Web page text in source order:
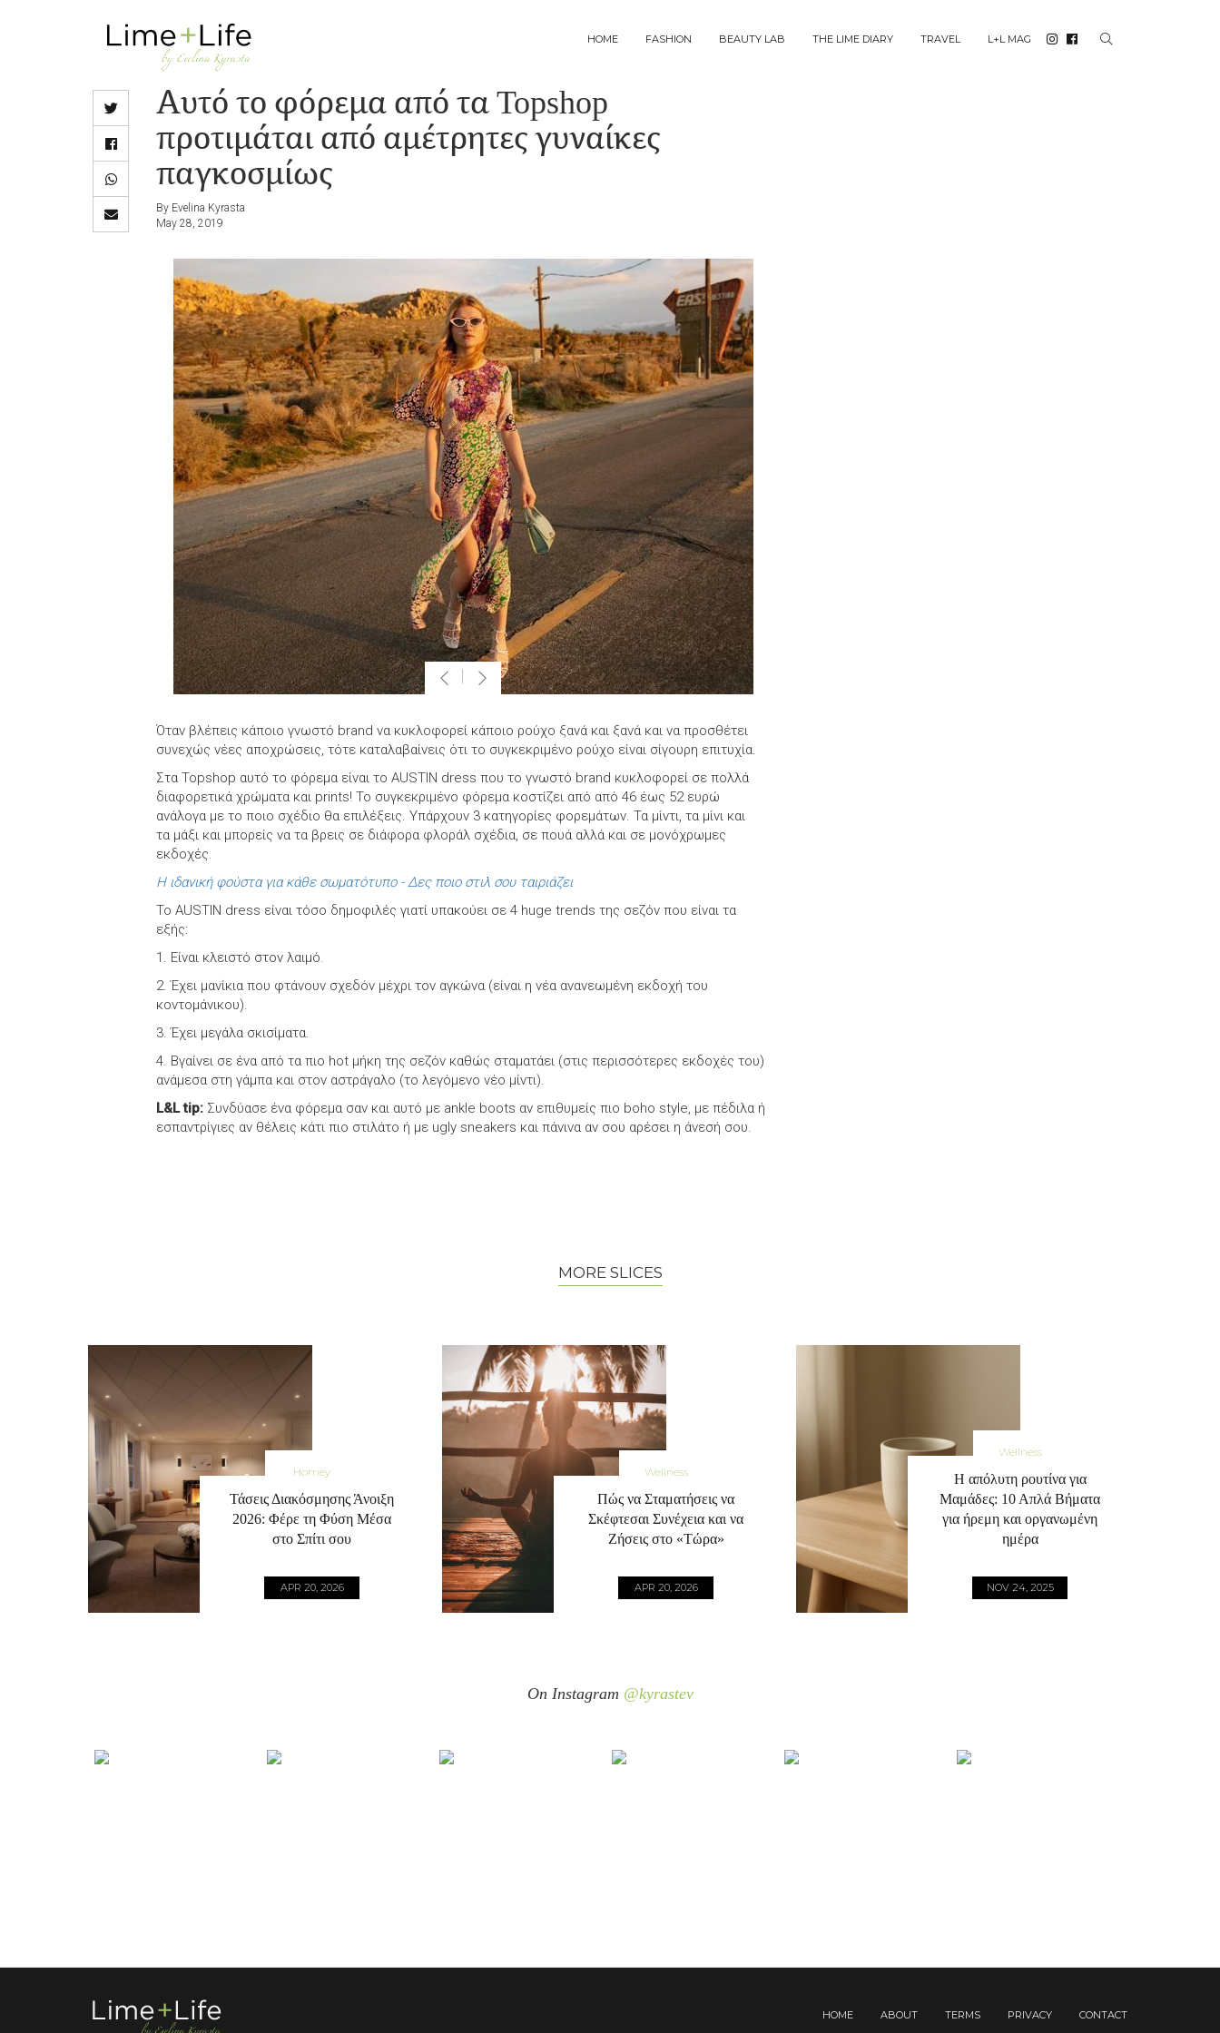
MAIN
HOME FASHION BEAUTY LAB THE LIME DIARY TRAVEL L+L MAG
Αυτό το φόρεμα από τα Topshop
προτιμάται από αμέτρητες γυναίκες
παγκοσμίως
By Evelina Kyrasta
May 28, 2019
Όταν βλέπεις κάποιο γνωστό brand να κυκλοφορεί κάποιο ρούχο ξανά και ξανά και να προσθέτει
συνεχώς νέες αποχρώσεις, τότε καταλαβαίνεις ότι το συγκεκριμένο ρούχο είναι σίγουρη επιτυχία.
Στα Topshop αυτό το φόρεμα είναι το AUSTIN dress που το γνωστό brand κυκλοφορεί σε πολλά
διαφορετικά χρώματα και prints! Το συγκεκριμένο φόρεμα κοστίζει από από 46 έως 52 ευρώ
ανάλογα με το ποιο σχέδιο θα επιλέξεις. Υπάρχουν 3 κατηγορίες φορεμάτων. Τα μίντι, τα μίνι και
τα μάξι και μπορείς να τα βρεις σε διάφορα φλοράλ σχέδια, σε πουά αλλά και σε μονόχρωμες
εκδοχές.
Η ιδανική φούστα για κάθε σωματότυπο - Δες ποιο στιλ σου ταιριάζει
Το AUSTIN dress είναι τόσο δημοφιλές γιατί υπακούει σε 4 huge trends της σεζόν που είναι τα
εξής:
1. Είναι κλειστό στον λαιμό.
2. Έχει μανίκια που φτάνουν σχεδόν μέχρι τον αγκώνα (είναι η νέα ανανεωμένη εκδοχή του
κοντομάνικου).
3. Έχει μεγάλα σκισίματα.
4. Βγαίνει σε ένα από τα πιο hot μήκη της σεζόν καθώς σταματάει (στις περισσότερες εκδοχές του)
ανάμεσα στη γάμπα και στον αστράγαλο (το λεγόμενο νέο μίντι).
L&L tip: Συνδύασε ένα φόρεμα σαν και αυτό με ankle boots αν επιθυμείς πιο boho style, με πέδιλα ή
εσπαντρίγιες αν θέλεις κάτι πιο στιλάτο ή με ugly sneakers και πάνινα αν σου αρέσει η άνεσή σου.
MORE SLICES
Homey
Τάσεις Διακόσμησης Άνοιξη
2026: Φέρε τη Φύση Μέσα
στο Σπίτι σου
APR 20, 2026
Wellness
Πώς να Σταματήσεις να
Σκέφτεσαι Συνέχεια και να
Ζήσεις στο «Τώρα»
APR 20, 2026
Wellness
Η απόλυτη ρουτίνα για
Μαμάδες: 10 Απλά Βήματα
για ήρεμη και οργανωμένη
ημέρα
NOV 24, 2025
On Instagram @kyrastev
HOME ABOUT TERMS PRIVACY CONTACT